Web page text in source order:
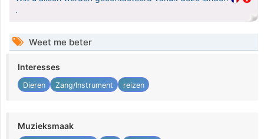
.
Weet me beter
Interesses
Dieren Zang/Instrument reizen
Muzieksmaak